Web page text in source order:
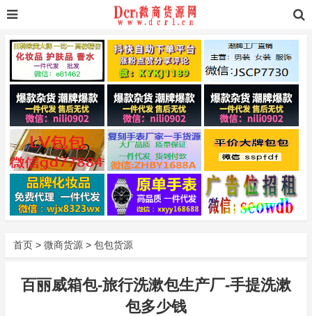
首页 > 微商货源 > 包包货源
百丽威箱包-旅行洗漱包生产厂-手提洗漱
包多少钱